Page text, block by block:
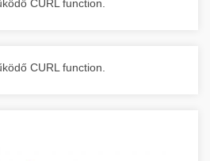
CURL function.
CURL function.